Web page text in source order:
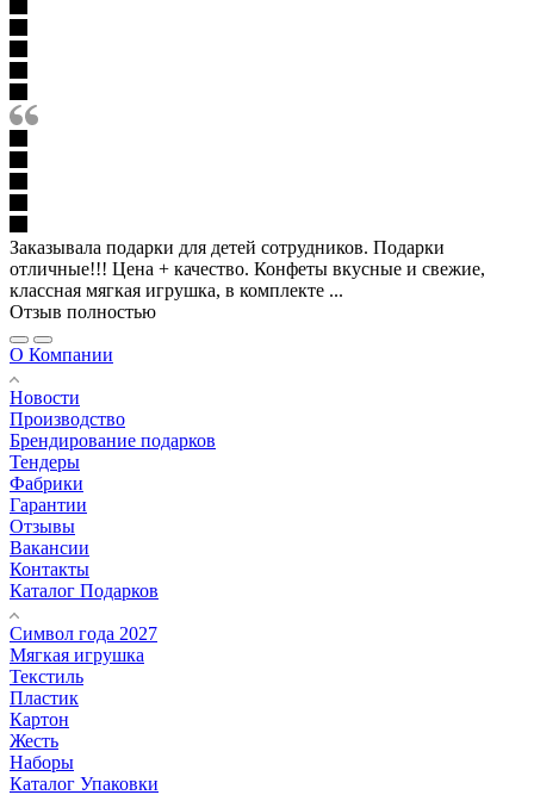
Заказывала подарки для детей сотрудников. Подарки
отличные!!! Цена + качество. Конфеты вкусные и свежие,
классная мягкая игрушка, в комплекте ...
Отзыв полностью
О Компании
Новости
Производство
Брендирование подарков
Тендеры
Фабрики
Гарантии
Отзывы
Вакансии
Контакты
Каталог Подарков
Символ года 2027
Мягкая игрушка
Текстиль
Пластик
Картон
Жесть
Наборы
Каталог Упаковки